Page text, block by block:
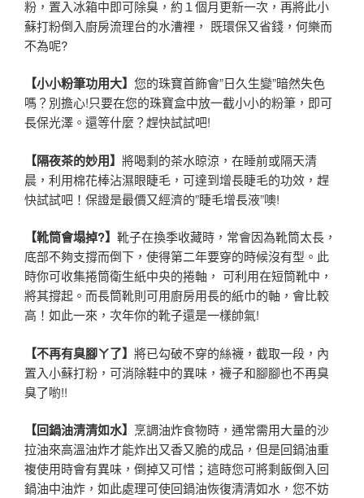
粉，置入冰箱中即可除臭，約１個月更新一次，再將此小
蘇打粉倒入廚房流理台的水漕裡， 既環保又省錢，何樂而
不為呢?
【小小粉筆功用大】 您的珠寶首飾會”日久生變”暗然失色
嗎？別擔心!只要在您的珠寶盒中放一截小小的粉筆，即可
長保光澤。還等什麼？趕快試試吧!
【隔夜茶的妙用】 將喝剩的茶水晾涼，在睡前或隔天清
晨，利用棉花棒沾濕眼睫毛，可達到增長睫毛的功效，趕
快試試吧！保證是最價又經濟的”睫毛增長液”噢!
【靴筒會塌掉?】 靴子在換季收藏時，常會因為靴筒太長，
底部不夠支撐而倒下，使得第二年要穿的時候沒有型。此
時你可收集捲筒衛生紙中央的捲軸， 可利用在短筒靴中，
將其撐起。而長筒靴則可用廚房用長的紙巾的軸，會比較
高！如此一來，次年你的靴子還是一樣帥氣!
【不再有臭腳ㄚ了】 將已勾破不穿的絲襪，截取一段，內
置入小蘇打粉，可消除鞋中的異味，襪子和腳腳也不再臭
臭了喲!!
【回鍋油清清如水】 烹調油炸食物時，通常需用大量的沙
拉油來高溫油炸才能炸出又香又脆的成品，但是回鍋油重
複使用時會有異味，倒掉又可惜；這時您可將剩飯倒入回
鍋油中油炸，如此處理可使回鍋油恢復清清如水，您不妨